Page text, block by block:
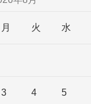
月 火 水
3 4 5